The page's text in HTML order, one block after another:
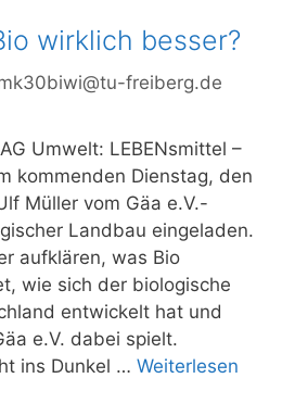
wirklich besser?
freiberg.de
Umwelt: LEBENsmittel –
kommenden Dienstag, den
Müller vom Gäa e.V.-
Landbau eingeladen.
aufklären, was Bio
wie sich der biologische
entwickelt hat und
e.V. dabei spielt.
ins Dunkel … Weiterlesen